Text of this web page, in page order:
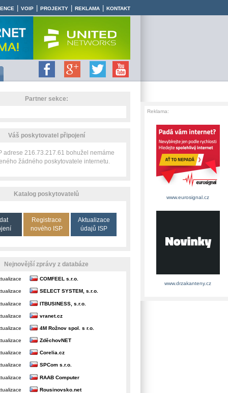
VOIP PROJEKTY REKLAMA KONTAKT
Partner sekce:
Váš poskytovatel připojení
adrese 216.73.217.61 bohužel nemáme
žádného poskytovatele internetu.
Katalog poskytovatelů
Registrace
nového ISP
Aktualizace
údajů ISP
Nejnovější zprávy z databáze
COMFEEL s.r.o.
SELECT SYSTEM, s.r.o.
ITBUSINESS, s.r.o.
vranet.cz
4M Rožnov spol. s r.o.
ZděchovNET
Corelia.cz
SPCom s.r.o.
RAAB Computer
Rousinovsko.net
Reklama:
www.eurosignal.cz
www.drzakanteny.cz